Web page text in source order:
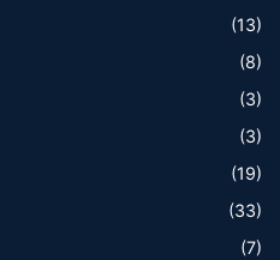
(13)
(8)
(3)
(3)
(19)
(33)
(7)